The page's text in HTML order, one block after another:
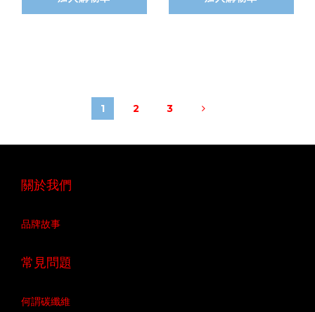
1 2 3
關於我們
品牌故事
常見問題
何謂碳纖維